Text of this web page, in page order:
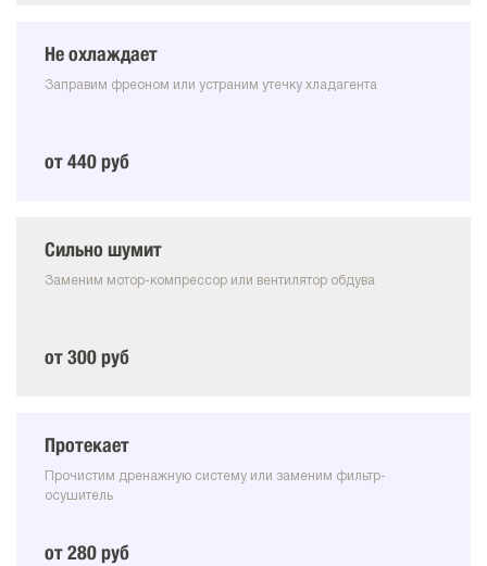
Не охлаждает
Заправим фреоном или устраним утечку хладагента
от 440 руб
Сильно шумит
Заменим мотор-компрессор или вентилятор обдува
от 300 руб
Протекает
Прочистим дренажную систему или заменим фильтр-
осушитель
от 280 руб